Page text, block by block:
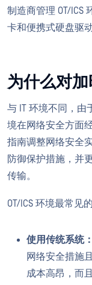
制造商管理 OT/ICS
卡和便携式硬盘驱
为什么对
与 IT 环境不同，由
境在网络安全方面
指南调整网络安全
防御保护措施，并
传输。
OT/ICS 环境最常见
使用传统系统：
网络安全措施
成本高昂，而